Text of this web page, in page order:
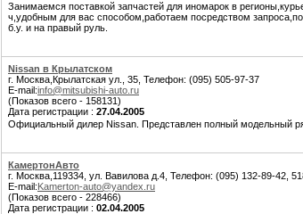
Занимаемся поставкой запчастей для иномарок в
ч,удобным для вас способом,работаем посредством
б.у. и на правый руль.
Nissan в Крылатском
г. Москва,Крылатская ул., 35, Телефон: (095) 505-97-37
E-mail:info@mitsubishi-auto.ru
(Показов всего - 158131)
Дата регистрации : 27.04.2005
Официальный дилер Nissan. Представлен полный модельный
КамертонАвто
г. Москва,119334, ул. Вавилова д.4, Телефон: (095) 132-89-42,
E-mail:Kamerton-auto@yandex.ru
(Показов всего - 228466)
Дата регистрации : 02.04.2005